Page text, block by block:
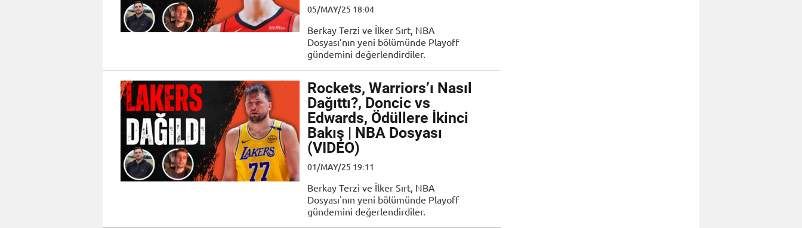
05/MAY/25 18:04
Berkay Terzi ve İlker Sırt, NBA
Dosyası’nın yeni bölümünde Playoff
gündemini değerlendirdiler.
Rockets, Warriors’ı Nasıl
Dağıttı?, Doncic vs
Edwards, Ödüllere İkinci
Bakış | NBA Dosyası
(VIDEO)
01/MAY/25 19:11
Berkay Terzi ve İlker Sırt, NBA
Dosyası'nın yeni bölümünde Playoff
gündemini değerlendirdiler.